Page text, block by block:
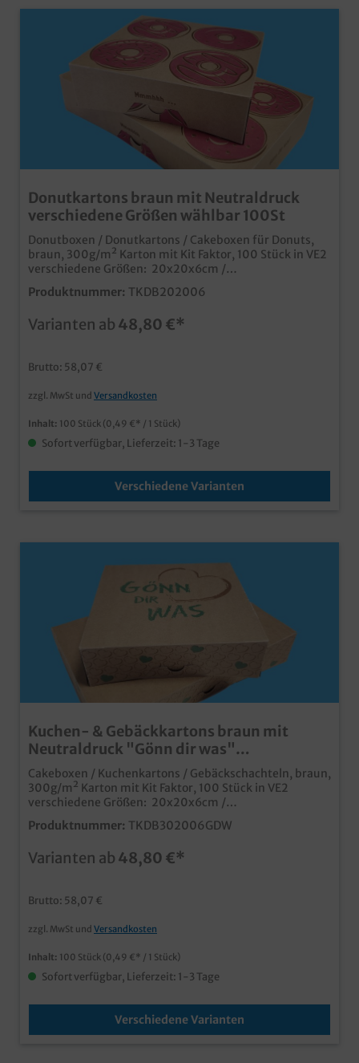
Donutkartons braun mit Neutraldruck
verschiedene Größen wählbar 100St
Donutboxen / Donutkartons / Cakeboxen für Donuts,
braun, 300g/m² Karton mit Kit Faktor, 100 Stück in VE2
verschiedene Größen: 20x20x6cm /
30x20x6cmpraktische Transportkartons für
Donutsumweltfreundliche, recycelbare Verpackung
mit Kit Faktormoderner und ansprechender Donut
Produktnummer: TKDB202006
Varianten ab 48,80 €*
Brutto: 58,07 €
zzgl. MwSt und Versandkosten
Inhalt: 100 Stück (0,49 €* / 1 Stück)
Sofort verfügbar, Lieferzeit: 1-3 Tage
Verschiedene Varianten
Kuchen- & Gebäckkartons braun mit
Neutraldruck "Gönn dir was"
verschiedene Größen wählbar 100St
Cakeboxen / Kuchenkartons / Gebäckschachteln, braun,
300g/m² Karton mit Kit Faktor, 100 Stück in VE2
verschiedene Größen: 20x20x6cm /
30x20x6cmpraktische Transportkartons für Kuchen
und Gebäckumweltfreundliche, recycelbare
oder Zuckerguss durch 300g Karton mit Kit
was"auch individuell bedruckbar
Produktnummer: TKDB302006GDW
Varianten ab 48,80 €*
Brutto: 58,07 €
zzgl. MwSt und Versandkosten
Inhalt: 100 Stück (0,49 €* / 1 Stück)
Sofort verfügbar, Lieferzeit: 1-3 Tage
Verschiedene Varianten